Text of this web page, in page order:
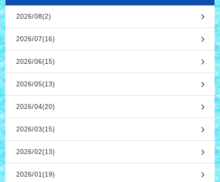
2026/08(2)
2026/07(16)
2026/06(15)
2026/05(13)
2026/04(20)
2026/03(15)
2026/02(13)
2026/01(19)